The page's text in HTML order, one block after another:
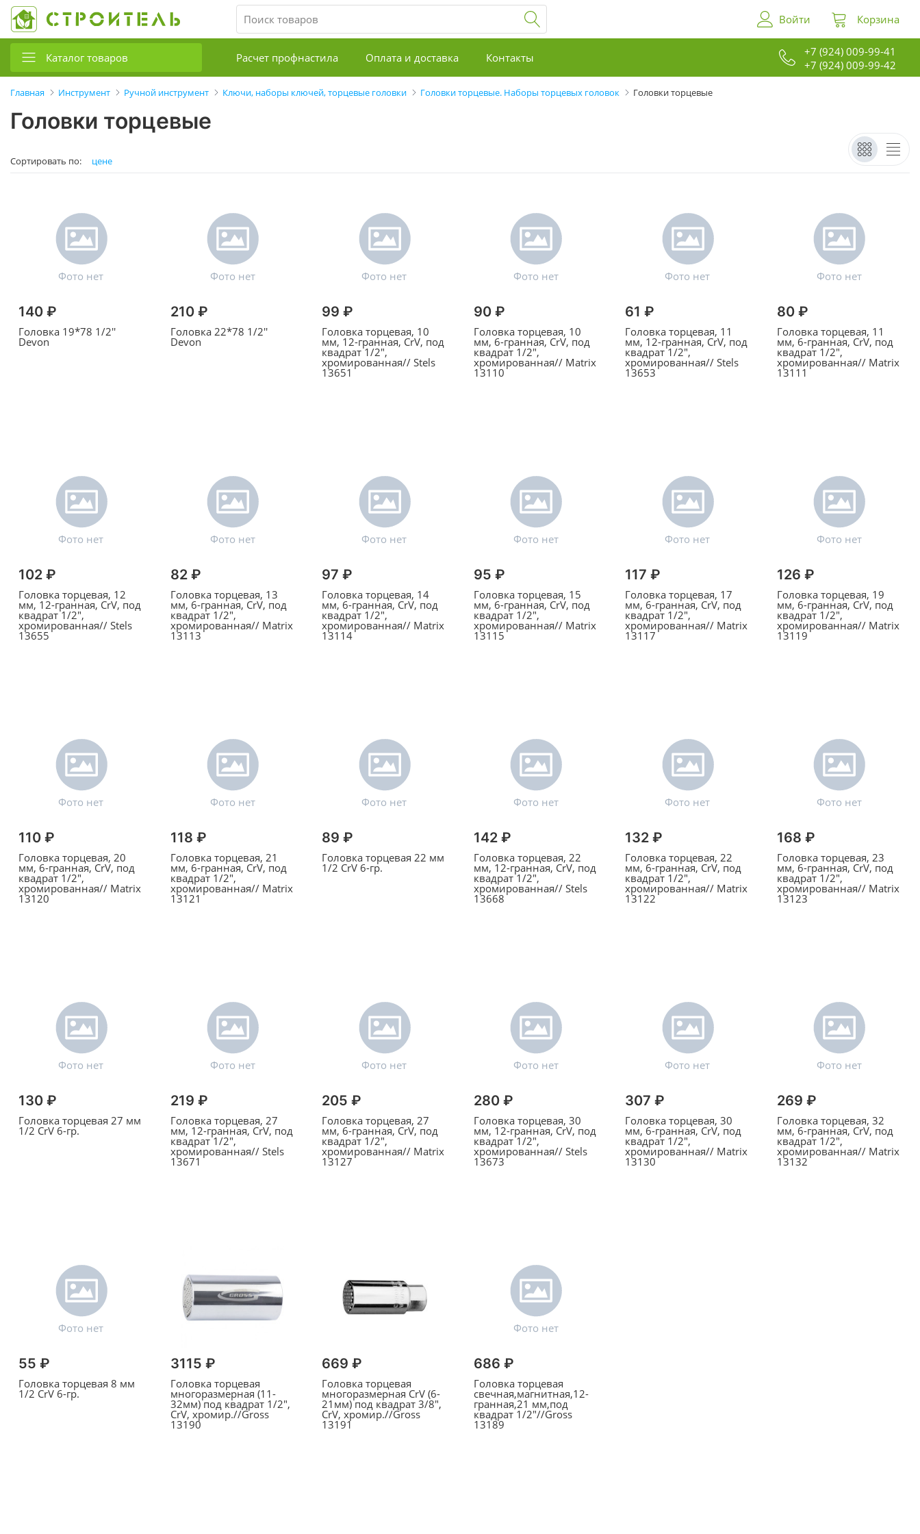
Войти Корзина
Каталог товаров Расчет профнастила Оплата и доставка Контакты
+7 (924) 009-99-41
+7 (924) 009-99-42
Главная Инструмент Ручной инструмент Ключи, наборы ключей, торцевые головки Головки торцевые. Наборы торцевых головок Головки торцевые
Головки торцевые
Сортировать по: цене
140 ₽
Головка 19*78 1/2''
Devon
210 ₽
Головка 22*78 1/2''
Devon
99 ₽
Головка торцевая, 10
мм, 12-гранная, CrV, под
квадрат 1/2",
хромированная// Stels
13651
90 ₽
Головка торцевая, 10
мм, 6-гранная, CrV, под
квадрат 1/2",
хромированная// Matrix
13110
61 ₽
Головка торцевая, 11
мм, 12-гранная, CrV, под
квадрат 1/2",
хромированная// Stels
13653
80 ₽
Головка торцевая, 11
мм, 6-гранная, CrV, под
квадрат 1/2",
хромированная// Matrix
13111
102 ₽
Головка торцевая, 12
мм, 12-гранная, CrV, под
квадрат 1/2",
хромированная// Stels
13655
82 ₽
Головка торцевая, 13
мм, 6-гранная, CrV, под
квадрат 1/2",
хромированная// Matrix
13113
97 ₽
Головка торцевая, 14
мм, 6-гранная, CrV, под
квадрат 1/2",
хромированная// Matrix
13114
95 ₽
Головка торцевая, 15
мм, 6-гранная, CrV, под
квадрат 1/2",
хромированная// Matrix
13115
117 ₽
Головка торцевая, 17
мм, 6-гранная, CrV, под
квадрат 1/2",
хромированная// Matrix
13117
126 ₽
Головка торцевая, 19
мм, 6-гранная, CrV, под
квадрат 1/2",
хромированная// Matrix
13119
110 ₽
Головка торцевая, 20
мм, 6-гранная, CrV, под
квадрат 1/2",
хромированная// Matrix
13120
118 ₽
Головка торцевая, 21
мм, 6-гранная, CrV, под
квадрат 1/2",
хромированная// Matrix
13121
89 ₽
Головка торцевая 22 мм
1/2 CrV 6-гр.
142 ₽
Головка торцевая, 22
мм, 12-гранная, CrV, под
квадрат 1/2",
хромированная// Stels
13668
132 ₽
Головка торцевая, 22
мм, 6-гранная, CrV, под
квадрат 1/2",
хромированная// Matrix
13122
168 ₽
Головка торцевая, 23
мм, 6-гранная, CrV, под
квадрат 1/2",
хромированная// Matrix
13123
130 ₽
Головка торцевая 27 мм
1/2 CrV 6-гр.
219 ₽
Головка торцевая, 27
мм, 12-гранная, CrV, под
квадрат 1/2",
хромированная// Stels
13671
205 ₽
Головка торцевая, 27
мм, 6-гранная, CrV, под
квадрат 1/2",
хромированная// Matrix
13127
280 ₽
Головка торцевая, 30
мм, 12-гранная, CrV, под
квадрат 1/2",
хромированная// Stels
13673
307 ₽
Головка торцевая, 30
мм, 6-гранная, CrV, под
квадрат 1/2",
хромированная// Matrix
13130
269 ₽
Головка торцевая, 32
мм, 6-гранная, CrV, под
квадрат 1/2",
хромированная// Matrix
13132
55 ₽
Головка торцевая 8 мм
1/2 CrV 6-гр.
3115 ₽
Головка торцевая
многоразмерная (11-
32мм) под квадрат 1/2",
CrV, хромир.//Gross
13190
669 ₽
Головка торцевая
многоразмерная CrV (6-
21мм) под квадрат 3/8",
CrV, хромир.//Gross
13191
686 ₽
Головка торцевая
свечная,магнитная,12-
гранная,21 мм,под
квадрат 1/2"//Gross
13189